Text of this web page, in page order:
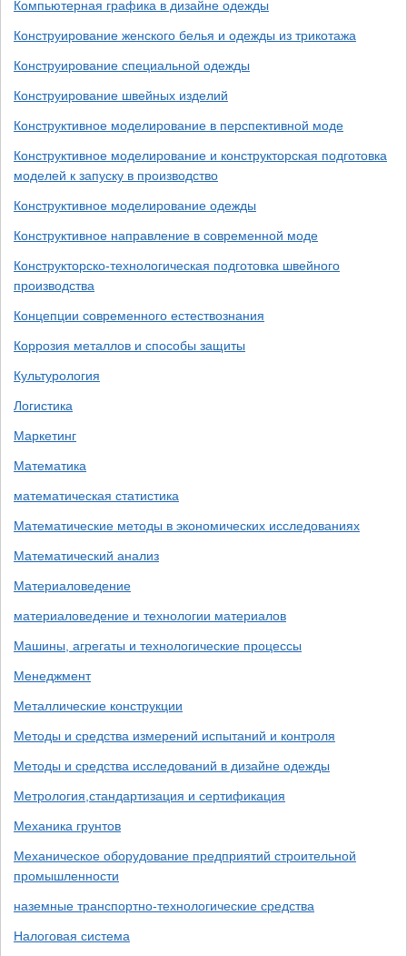
Компьютерная графика в дизайне одежды
Конструирование женского белья и одежды из трикотажа
Конструирование специальной одежды
Конструирование швейных изделий
Конструктивное моделирование в перспективной моде
Конструктивное моделирование и конструкторская подготовка
моделей к запуску в производство
Конструктивное моделирование одежды
Конструктивное направление в современной моде
Конструкторско-технологическая подготовка швейного
производства
Концепции современного естествознания
Коррозия металлов и способы защиты
Культурология
Логистика
Маркетинг
Математика
математическая статистика
Математические методы в экономических исследованиях
Математический анализ
Материаловедение
материаловедение и технологии материалов
Машины, агрегаты и технологические процессы
Менеджмент
Металлические конструкции
Методы и средства измерений испытаний и контроля
Методы и средства исследований в дизайне одежды
Метрология,стандартизация и сертификация
Механика грунтов
Механическое оборудование предприятий строительной
промышленности
наземные транспортно-технологические средства
Налоговая система